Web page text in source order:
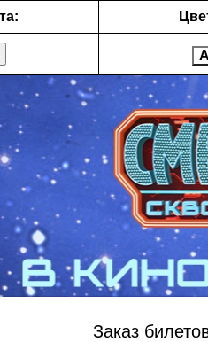
Заказ